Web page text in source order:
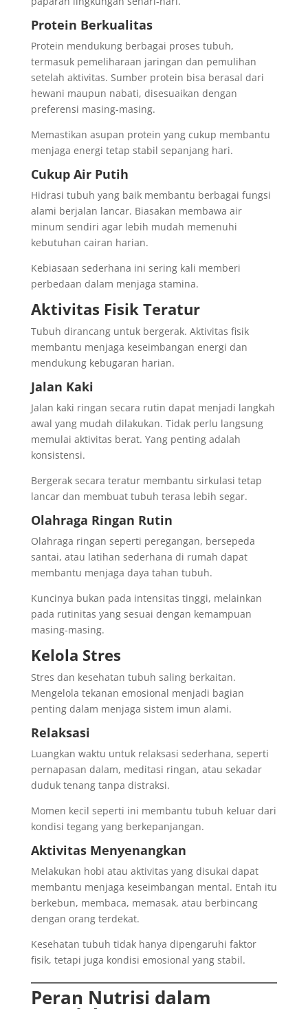
Protein Berkualitas
Protein mendukung berbagai proses tubuh,
termasuk pemeliharaan jaringan dan pemulihan
setelah aktivitas. Sumber protein bisa berasal dari
hewani maupun nabati, disesuaikan dengan
preferensi masing-masing.
Memastikan asupan protein yang cukup membantu
menjaga energi tetap stabil sepanjang hari.
Cukup Air Putih
Hidrasi tubuh yang baik membantu berbagai fungsi
alami berjalan lancar. Biasakan membawa air
minum sendiri agar lebih mudah memenuhi
kebutuhan cairan harian.
Kebiasaan sederhana ini sering kali memberi
perbedaan dalam menjaga stamina.
Aktivitas Fisik Teratur
Tubuh dirancang untuk bergerak. Aktivitas fisik
membantu menjaga keseimbangan energi dan
mendukung kebugaran harian.
Jalan Kaki
Jalan kaki ringan secara rutin dapat menjadi langkah
awal yang mudah dilakukan. Tidak perlu langsung
memulai aktivitas berat. Yang penting adalah
konsistensi.
Bergerak secara teratur membantu sirkulasi tetap
lancar dan membuat tubuh terasa lebih segar.
Olahraga Ringan Rutin
Olahraga ringan seperti peregangan, bersepeda
santai, atau latihan sederhana di rumah dapat
membantu menjaga daya tahan tubuh.
Kuncinya bukan pada intensitas tinggi, melainkan
pada rutinitas yang sesuai dengan kemampuan
masing-masing.
Kelola Stres
Stres dan kesehatan tubuh saling berkaitan.
Mengelola tekanan emosional menjadi bagian
penting dalam menjaga sistem imun alami.
Relaksasi
Luangkan waktu untuk relaksasi sederhana, seperti
pernapasan dalam, meditasi ringan, atau sekadar
duduk tenang tanpa distraksi.
Momen kecil seperti ini membantu tubuh keluar dari
kondisi tegang yang berkepanjangan.
Aktivitas Menyenangkan
Melakukan hobi atau aktivitas yang disukai dapat
membantu menjaga keseimbangan mental. Entah itu
berkebun, membaca, memasak, atau berbincang
dengan orang terdekat.
Kesehatan tubuh tidak hanya dipengaruhi faktor
fisik, tetapi juga kondisi emosional yang stabil.
Peran Nutrisi dalam